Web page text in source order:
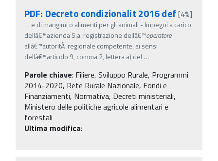
PDF: Decreto condizionalit 2016 def [4%]
… e di mangimi o alimenti per gli animali - Impegni a carico
dellâ€™azienda 5.a. registrazione dellâ€™operatore
allâ€™autoritÃ regionale competente, ai sensi
dellâ€™articolo 9, comma 2, lettera a) del …
Parole chiave: Filiere, Sviluppo Rurale, Programmi
2014-2020, Rete Rurale Nazionale, Fondi e
Finanziamenti, Normativa, Decreti ministeriali,
Ministero delle politiche agricole alimentari e
forestali
Ultima modifica: